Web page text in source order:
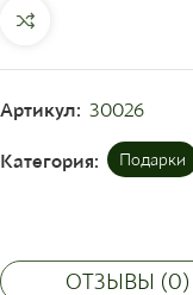
Артикул: 30026
Категория: Подарки
ОТЗЫВЫ (0)